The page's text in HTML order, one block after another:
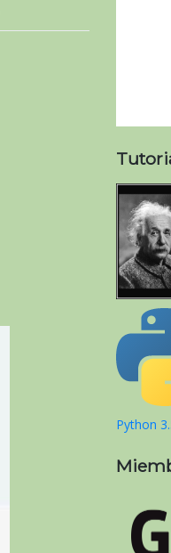
Python